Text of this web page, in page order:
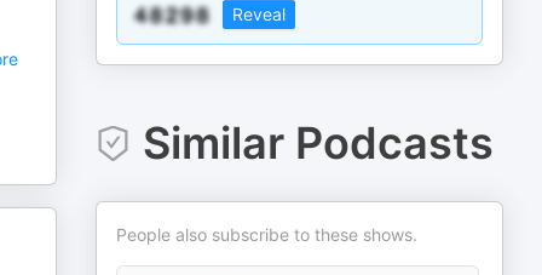
Reveal
Similar Podcasts
People also subscribe to these shows.